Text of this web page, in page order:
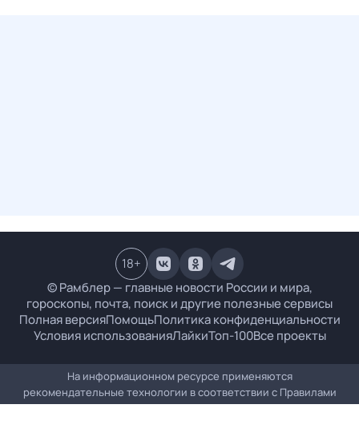
© Рамблер — главные новости России и мира,
гороскопы, почта, поиск и другие полезные сервисы
Полная версияПомощьПолитика конфиденциальности
Условия использованияЛайкиТоп-100Все проекты
18+
На информационном ресурсе применяются
рекомендательные технологии в соответствии с Правилами